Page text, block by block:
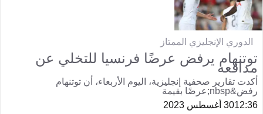
الدوري الإنجليزي الممتاز
توتنهام يرفض عرضًا فرنسيا للتخلي عن
مدافعه
أكدت تقارير صحفية إنجليزية، اليوم الأربعاء، أن توتنهام
رفض&nbsp;عرضًا بقيمة
12:3630 أغسطس 2023